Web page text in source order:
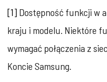
[1] Dostępność funkcji w
kraju i modelu. Niektóre
wymagać połączenia z
Koncie Samsung.